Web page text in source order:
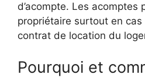
d’acompte. Les acomptes
propriétaire surtout en cas
contrat de location du
Pourquoi et